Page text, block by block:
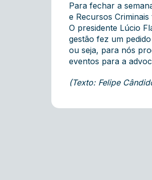
Para fechar a
e Recursos
O presidente Lúcio
gestão fez um
ou seja, para nós
eventos para a
(Texto: Felipe